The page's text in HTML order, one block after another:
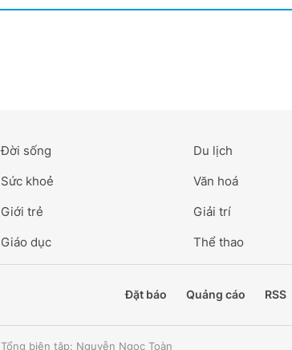
Đời sống
Sức khoẻ
Giới trẻ
Giáo dục
Du lịch
Văn hoá
Giải trí
Thể thao
Đặt báo Quảng cáo RSS
Tổng biên tập: Nguyễn Ngọc Toàn